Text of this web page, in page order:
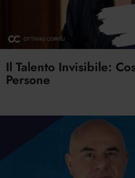
Il Talento Invisibile:
Persone